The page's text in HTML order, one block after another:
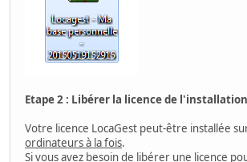
Etape 2 : Libérer la licence de
Votre licence LocaGest peut-être installée
ordinateurs à la fois.
Si vous avez besoin de libérer une licence